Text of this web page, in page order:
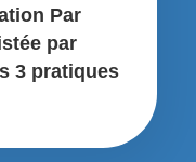
Par
par
3 pratiques